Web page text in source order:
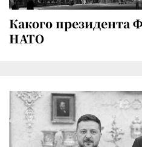
Какого президента
НАТО